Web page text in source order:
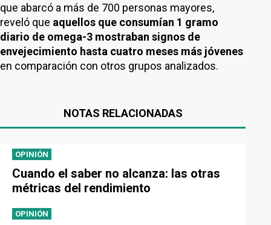
que abarcó a más de 700 personas mayores,
reveló que aquellos que consumían 1 gramo
diario de omega-3 mostraban signos de
envejecimiento hasta cuatro meses más jóvenes
en comparación con otros grupos analizados.
NOTAS RELACIONADAS
OPINIÓN
Cuando el saber no alcanza: las otras
métricas del rendimiento
OPINIÓN